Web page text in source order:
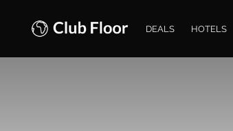
DEALS HOTELS